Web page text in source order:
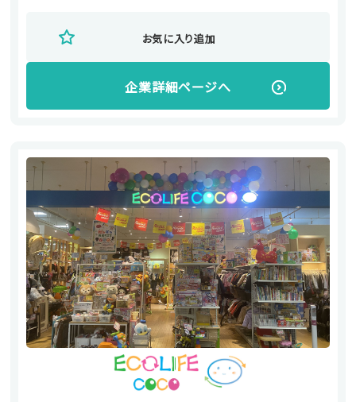
お気に入り追加
企業詳細ページへ